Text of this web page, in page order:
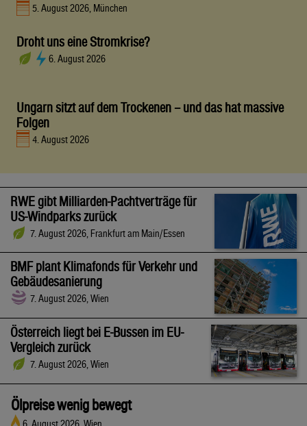
5. August 2026, München
Droht uns eine Stromkrise?
6. August 2026
Ungarn sitzt auf dem Trockenen – und das hat massive
Folgen
4. August 2026
RWE gibt Milliarden-Pachtverträge für
US-Windparks zurück
7. August 2026, Frankfurt am Main/Essen
BMF plant Klimafonds für Verkehr und
Gebäudesanierung
7. August 2026, Wien
Österreich liegt bei E-Bussen im EU-
Vergleich zurück
7. August 2026, Wien
Ölpreise wenig bewegt